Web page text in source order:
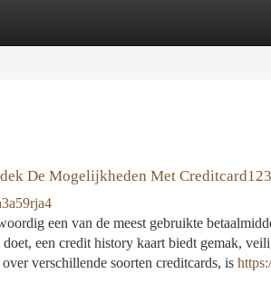
De Mogelijkheden Met Creditcard123
een van de meest gebruikte
een credit history kaart biedt gemak,
verschillende soorten creditcards, is